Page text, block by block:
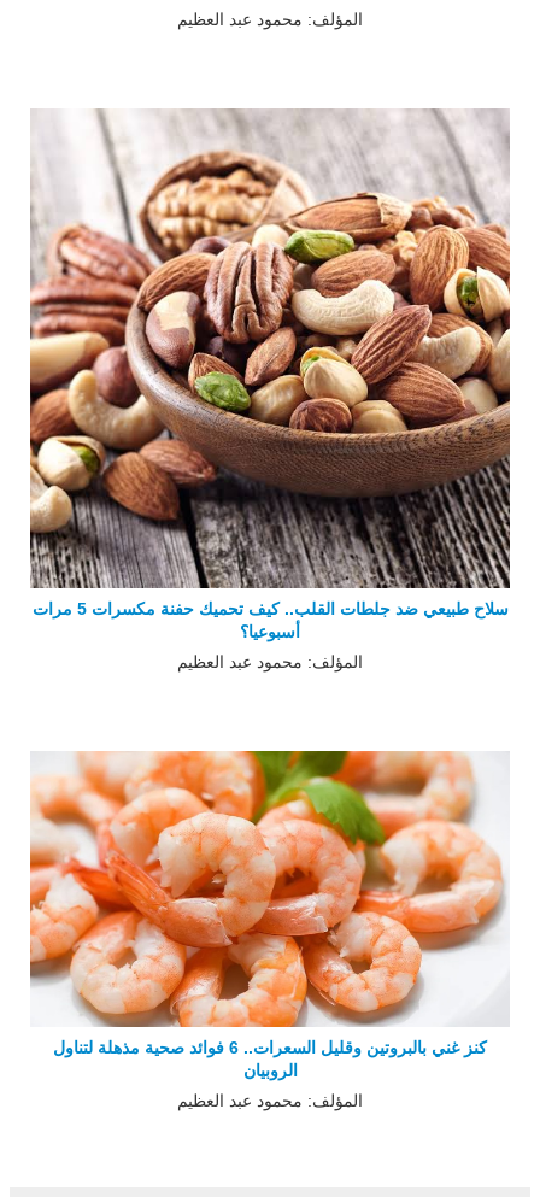
المؤلف: محمود عبد العظيم
سلاح طبيعي ضد جلطات القلب.. كيف تحميك حفنة مكسرات 5 مرات
أسبوعيا؟
المؤلف: محمود عبد العظيم
كنز غني بالبروتين وقليل السعرات.. 6 فوائد صحية مذهلة لتناول
الروبيان
المؤلف: محمود عبد العظيم